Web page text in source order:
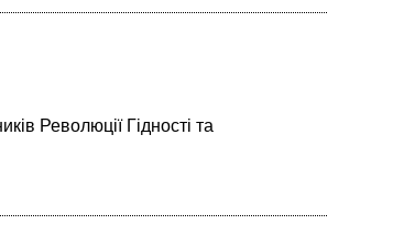
Революції Гідності та